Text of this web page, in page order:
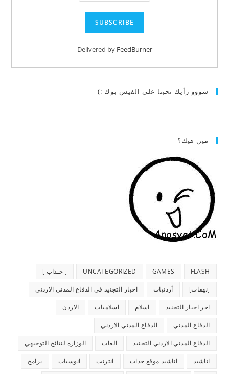
Delivered by FeedBurner
شووو رأيك تحبنا على الفيس بوك :)
مين هيك؟
FLASH
GAMES
UNCATEGORIZED [ جـذاب ]
[نهفات] أردنيات اخبار التجنيد في الدفاع المدني الاردني
اخر اخبار التجنيد اسلام اسلاميات الاردن
الدفاع المدني الدفاع المدني الاردني
الدفاع المدني الاردني التجنيد العاب الوزاره لنتائج التوجيهي
اناشيد اناشيد موقع جذاب انترنت انوسيات برامج